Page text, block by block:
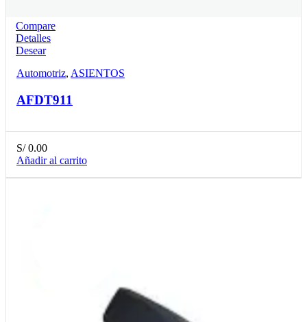
Compare
Detalles
Desear
Automotriz, ASIENTOS
AFDT911
S/0.00
Añadir al carrito